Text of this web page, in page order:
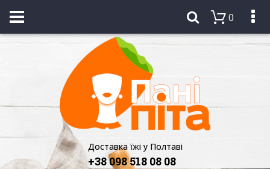
Доставка їжі у Полтаві
+38 098 518 08 08
0